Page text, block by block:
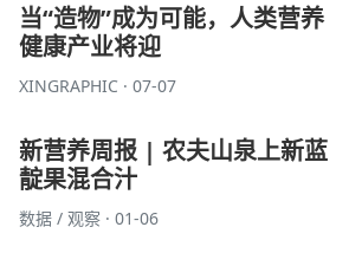
当“造物”成为可能，人类营养
健康产业将迎
XINGRAPHIC · 07-07
新营养周报 | 农夫山泉上新蓝
靛果混合汁
数据 / 观察 · 01-06